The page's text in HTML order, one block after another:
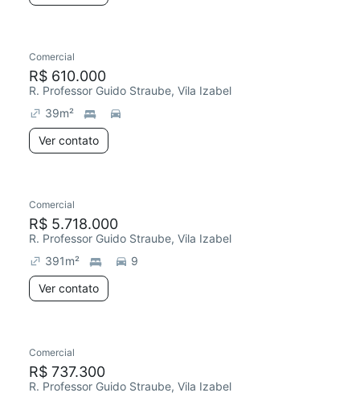
Comercial
R$ 610.000
R. Professor Guido Straube, Vila Izabel
39m²
Ver contato
Comercial
R$ 5.718.000
R. Professor Guido Straube, Vila Izabel
391m²
9
Ver contato
Comercial
R$ 737.300
R. Professor Guido Straube, Vila Izabel